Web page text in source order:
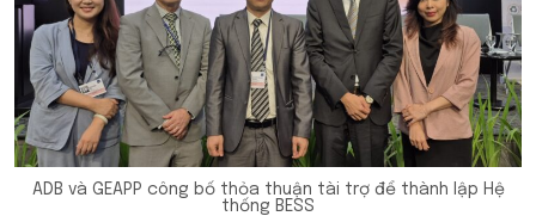
ADB và GEAPP công bố thỏa thuận tài trợ để thành lập Hệ
thống BESS